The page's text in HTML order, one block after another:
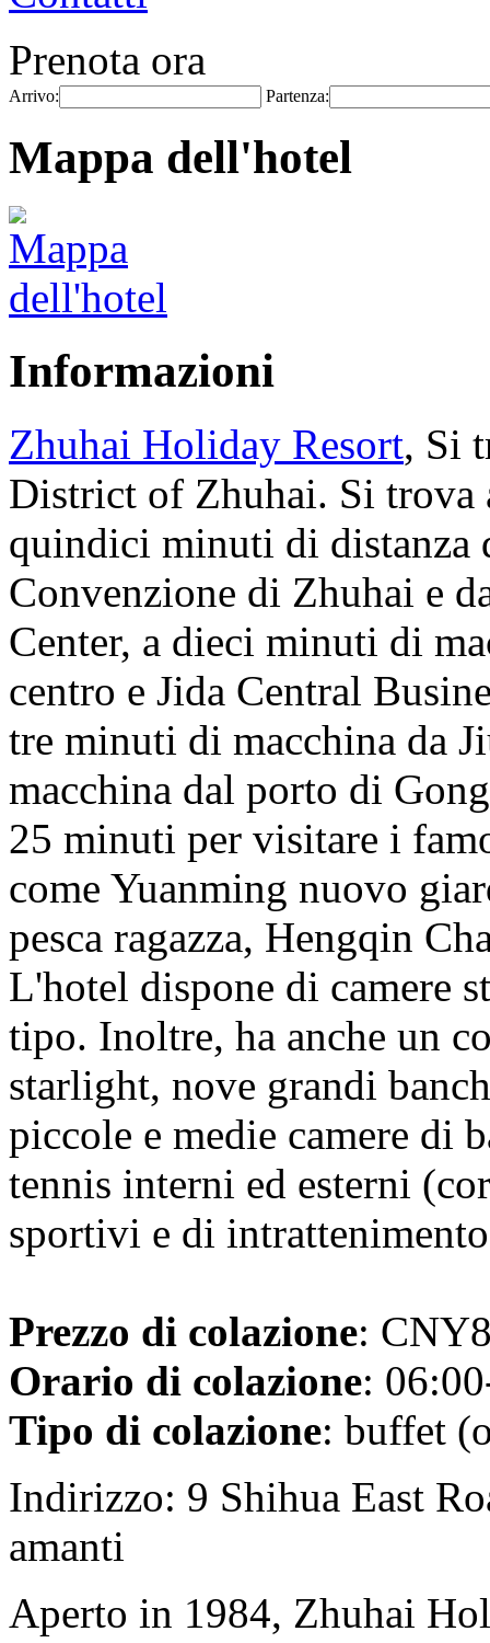
Prenota ora
Arrivo: Partenza:
Mappa dell'hotel
Informazioni
Zhuhai Holiday Resort, Si
District of Zhuhai. Si trova
quindici minuti di distanza
Convenzione di Zhuhai e
Center, a dieci minuti di
centro e Jida Central
tre minuti di macchina da
macchina dal porto di
25 minuti per visitare i
come Yuanming nuovo
pesca ragazza, Hengqin
L'hotel dispone di camere
tipo. Inoltre, ha anche un
starlight, nove grandi
piccole e medie camere di
tennis interni ed esterni
sportivi e di
Prezzo di colazione:
Orario di colazione:
Tipo di colazione: buffet
Indirizzo: 9 Shihua East
amanti
Aperto in 1984, Zhuhai